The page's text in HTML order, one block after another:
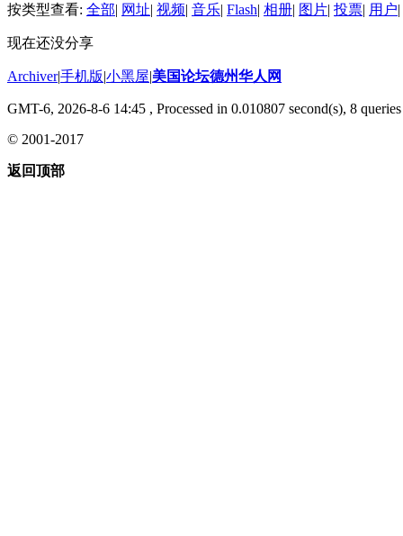
按类型查看: 全部| 网址| 视频| 音乐| Flash| 相册| 图片| 投票| 用户|
现在还没分享
Archiver|手机版|小黑屋|美国论坛德州华人网
GMT-6, 2026-8-6 14:45 , Processed in 0.010807 second(s), 8
© 2001-2017
返回顶部